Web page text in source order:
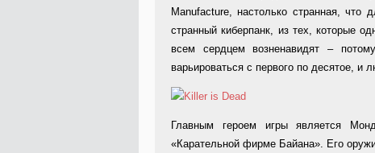
Manufacture, настолько странная,
странный киберпанк, из тех, которые
всем сердцем возненавидят –
варьироваться с первого по десятое, и
Главным героем игры является
«Карательной фирме Байана». Его